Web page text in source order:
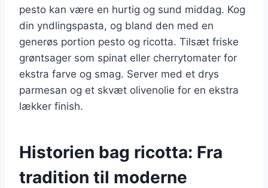
pesto kan være en hurtig og sund middag. Kog
din yndlingspasta, og bland den med en
generøs portion pesto og ricotta. Tilsæt friske
grøntsager som spinat eller cherrytomater for
ekstra farve og smag. Server med et drys
parmesan og et skvæt olivenolie for en ekstra
lækker finish.
Historien bag ricotta: Fra
tradition til moderne